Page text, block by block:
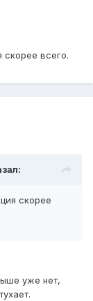
скорее всего.
скорее
уже нет,